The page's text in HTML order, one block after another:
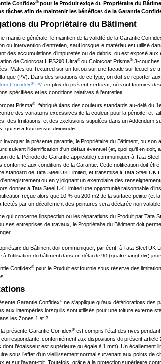
Confidex® pour le Produit exige du Propriétaire du
tâches afin de maintenir les bénéfices de la Garantie
du Propriétaire du Bâtiment
manière générale, le maintien de la validité de la Garantie
ou intervention d’entretien, sauf lorsque le matériau est utilisé
des accumulations d’impuretés ou de débris, ou est exposé aux
de Colorcoat HPS200 Ultra® ou Colorcoat Prisma® 3-couches
Mates ou Textured sur un toit ou sur une façade sur lequel se
(PV). Dans des situations de ce type, on doit se reporter
Confidex® PV, en plus du présent certificat, où sont fournies
spécifiées et les conditions relatives à l’entretien.
Prisma® , fabriqué dans des couleurs standards au-delà du
des variations excessives de la couleur pour la période, et fait
des limitations, et des exclusions stipulées dans un Addendum
qui sera fournie sur demande.
la présente garantie, le Propriétaire du Bâtiment, ou son
suivant l'identification d'un défaut éventuel (et, quoi qu'il en soit,
de la Période de Garantie applicable) communiquer à Tata Steel
conforme aux conditions de la Garantie. Cette notification doit
standard de Tata Steel UK Limited, et transmise à Tata Steel UK
ou en y joignant un exemplaire des
donner à Tata Steel UK Limited une opportunité raisonnable
reçue alors que 10 % ou 200 m2 de la surface peinte (et
par un décollement des peintures sera déclarée non valable.
qui concerne l'inspection ou les réparations du Produit par Tata
ses entreprises de travaux, le Propriétaire du Bâtiment doit
du Bâtiment doit communiquer, par écrit, à Tata Steel UK
à l'utilisation du bâtiment dans un délai de 90 (quatre-vingt-dix)
Confidex® pour le Produit est fournie sous réserve des
Garantie Confidex® ne s'applique qu'aux détériorations des
aux intempéries lorsqu’ils sont utilisés pour une toiture externe
les Zones 1 et 2.
présente Garantie Confidex® est compris l'état des rives
correspondante, conformément aux dispositions du présent article
dont l’épaisseur est supérieure ou égale à 1 mm). Un écaillement
sous l’effet d'un vieillissement normal survenant aux points de
et sur l'avant-toit. Toutefois, grâce à la protection supérieure